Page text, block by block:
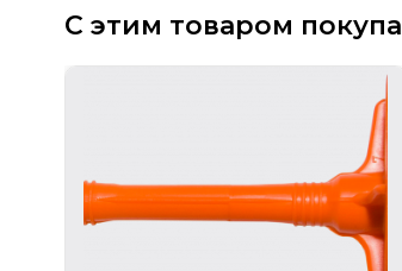
С этим товаром